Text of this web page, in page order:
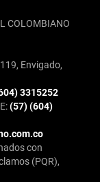
COLOMBIANO
Envigado,
3315252
(57) (604)
con
(PQR),